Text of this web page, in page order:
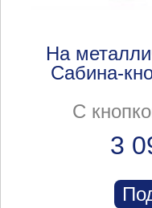
На
Сабина-
С
3